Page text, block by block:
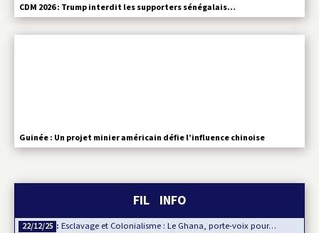
CDM 2026 : Trump interdit les supporters sénégalais…
Guinée : Un projet minier américain défie l’influence chinoise
FIL INFO
22/12/25
Esclavage et Colonialisme : Le Ghana, porte-voix pour…